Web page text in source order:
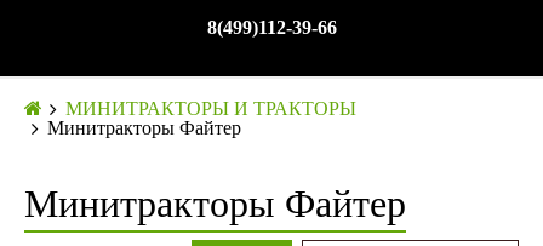
8(499)112-39-66
МИНИТРАКТОРЫ И ТРАКТОРЫ
Минитракторы Файтер
Минитракторы Файтер